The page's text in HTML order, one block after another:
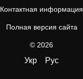
Контактная информация
Полная версия сайта
© 2026
Укр Рус